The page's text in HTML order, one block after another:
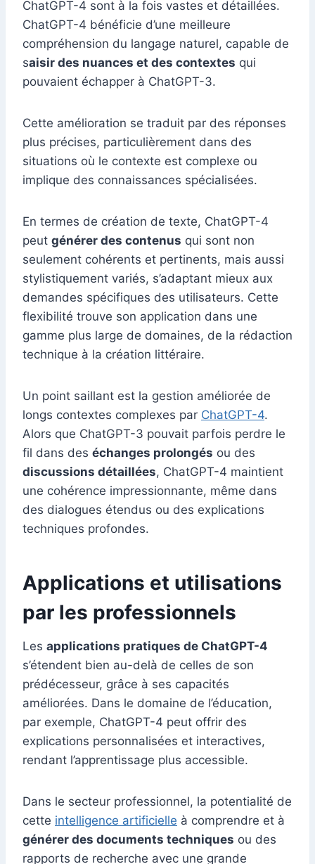
ChatGPT-4 sont à la fois vastes et détaillées.
ChatGPT-4 bénéficie d’une meilleure
compréhension du langage naturel, capable de
saisir des nuances et des contextes qui
pouvaient échapper à ChatGPT-3.
Cette amélioration se traduit par des réponses
plus précises, particulièrement dans des
situations où le contexte est complexe ou
implique des connaissances spécialisées.
En termes de création de texte, ChatGPT-4
peut générer des contenus qui sont non
seulement cohérents et pertinents, mais aussi
stylistiquement variés, s’adaptant mieux aux
demandes spécifiques des utilisateurs. Cette
flexibilité trouve son application dans une
gamme plus large de domaines, de la rédaction
technique à la création littéraire.
Un point saillant est la gestion améliorée de
longs contextes complexes par ChatGPT-4.
Alors que ChatGPT-3 pouvait parfois perdre le
fil dans des échanges prolongés ou des
discussions détaillées, ChatGPT-4 maintient
une cohérence impressionnante, même dans
des dialogues étendus ou des explications
techniques profondes.
Applications et utilisations
par les professionnels
Les applications pratiques de ChatGPT-4
s’étendent bien au-delà de celles de son
prédécesseur, grâce à ses capacités
améliorées. Dans le domaine de l’éducation,
par exemple, ChatGPT-4 peut offrir des
explications personnalisées et interactives,
rendant l’apprentissage plus accessible.
Dans le secteur professionnel, la potentialité de
cette intelligence artificielle à comprendre et à
générer des documents techniques ou des
rapports de recherche avec une grande